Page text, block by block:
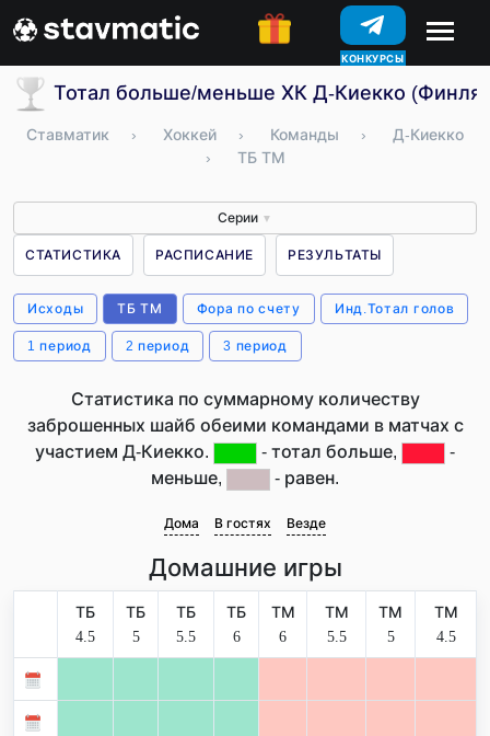
КОНКУРСЫ
Тотал больше/меньше ХК Д-Киекко
Ставматик › Хоккей › Команды ›
Д-Киекко
›
ТБ ТМ
Серии ▼
СТАТИСТИКА РАСПИСАНИЕ РЕЗУЛЬТАТЫ
Исходы ТБ ТМ Фора по счету Инд.Тотал голов
1 период 2 период 3 период
Статистика по суммарному количеству
заброшенных шайб обеими командами в матчах с
участием Д-Киекко.
- тотал больше,
-
меньше,
- равен.
Дома В гостях Везде
Домашние игры
ТБ
4.5
ТБ
5
ТБ
5.5
ТБ
6
ТМ
6
ТМ
5.5
ТМ
5
ТМ
4.5